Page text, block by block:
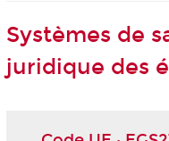
Systèmes de
juridique des